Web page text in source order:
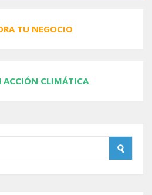
TU NEGOCIO
ACCIÓN CLIMÁTICA